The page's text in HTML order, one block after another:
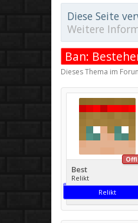
Diese Seite
Weitere
Ban:
Dieses Thema im
Best
Relikt
Relikt